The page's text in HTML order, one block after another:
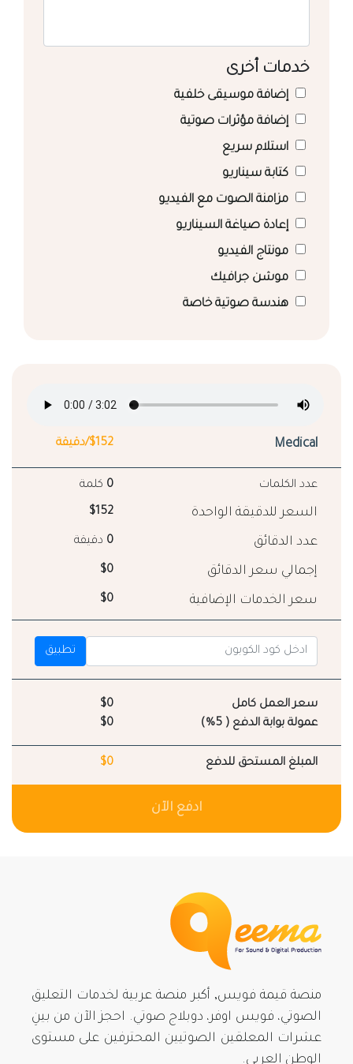
خدمات أخرى
إضافة موسيقى خلفية
إضافة مؤثرات صوتية
استلام سريع
كتابة سيناريو
مزامنة الصوت مع الفيديو
إعادة صياغة السيناريو
مونتاج الفيديو
موشن جرافيك
هندسة صوتية خاصة
Medical $152/دقيقة
عدد الكلمات 0 كلمة
السعر للدقيقة الواحدة $152
عدد الدقائق 0 دقيقة
إجمالي سعر الدقائق $0
سعر الخدمات الإضافية $0
تطبيق
سعر العمل كامل
$0
عمولة بوابة الدفع ( 5%)
$0
المبلغ المستحق للدفع $0
ادفع الآن
منصة قيمة فويس, أكبر منصة عربية لخدمات التعليق
الصوتي، فويس اوفر، دوبلاج صوتي. احجز الآن من بينِ
عشرات المعلقين الصوتيين المحترفين على مستوى
الوطن العربي.